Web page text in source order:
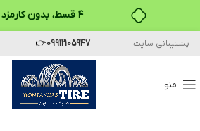
۴ قسط، بدون کارمزد
بدون ضامن، بدون سود
خرید قسطی با ترب‌پی
پشتیبانی سایت 09912105947
👉
منو